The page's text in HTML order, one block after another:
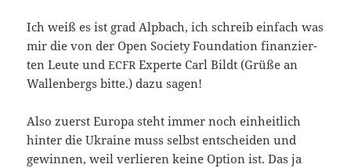
Ich weiß es ist grad Alp­bach, ich schreib ein­fach was
mir die von der Open Socie­ty Foun­da­ti­on finan­zier­
ten Leu­te undECFRExper­te Carl Bildt (Grü­ße an
Wal­len­bergs bit­te.) dazu sagen!
Also zuerst Euro­pa steht immer noch ein­heit­lich
hin­ter die Ukrai­ne muss selbst ent­schei­den und
gewin­nen, weil ver­lie­ren kei­ne Opti­on ist. Das ja